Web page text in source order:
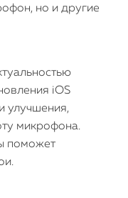
но и другие
iOS
улучшения,
микрофона.
поможет